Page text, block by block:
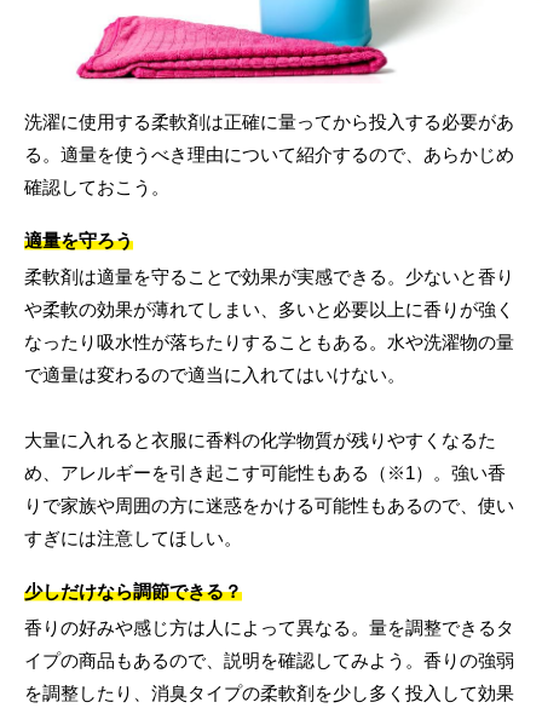
洗濯に使用する柔軟剤は正確に量ってから投入する必要があ
る。適量を使うべき理由について紹介するので、あらかじめ
確認しておこう。
適量を守ろう
柔軟剤は適量を守ることで効果が実感できる。少ないと香り
や柔軟の効果が薄れてしまい、多いと必要以上に香りが強く
なったり吸水性が落ちたりすることもある。水や洗濯物の量
で適量は変わるので適当に入れてはいけない。
大量に入れると衣服に香料の化学物質が残りやすくなるた
め、アレルギーを引き起こす可能性もある（※1）。強い香
りで家族や周囲の方に迷惑をかける可能性もあるので、使い
すぎには注意してほしい。
少しだけなら調節できる？
香りの好みや感じ方は人によって異なる。量を調整できるタ
イプの商品もあるので、説明を確認してみよう。香りの強弱
を調整したり、消臭タイプの柔軟剤を少し多く投入して効果